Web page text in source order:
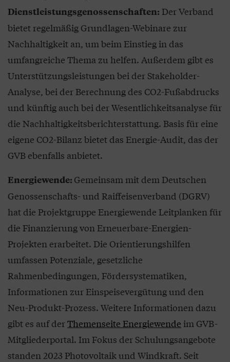
Dienstleistungsgenossenschaften: Der Verband
bietet regelmäßig Grundlagen-Webinare zur
Nachhaltigkeit an, um beim Einstieg in das
umfangreiche Thema zu helfen. Außerdem gibt es
Unterstützungsleistungen bei der Stakeholder-
Analyse, bei der Berechnung des CO2-Fußabdrucks
und künftig auch bei der Wesentlichkeitsanalyse für
die Nachhaltigkeitsberichterstattung. Basis für eine
eigene CO2-Bilanz bietet das Energie-Audit, das der
GVB ebenfalls anbietet.
Energiewende: Gemeinsam mit dem Deutschen
Genossenschafts- und Raiffeisenverband (DGRV)
hat die Projektgruppe Energiewende Leitplanken für
die Finanzierung von Erneuerbare-Energien-
Projekten erarbeitet. Die Orientierungshilfen
umfassen Potenziale, gesetzliche
Rahmenbedingungen, Fördersystematiken,
Informationen zur Einspeisevergütung und den
Neu-Produkt-Prozess. Weitere Informationen dazu
gibt es auf derThemenseite Energiewende im GVB-
Mitgliederportal. Im Fokus der Schulungsangebote
standen 2023 Photovoltaik und Windkraft. Seit